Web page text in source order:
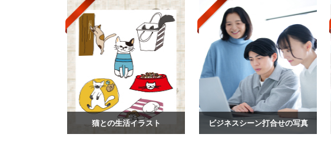
猫との生活イラスト ビジネスシーン打合せの写真